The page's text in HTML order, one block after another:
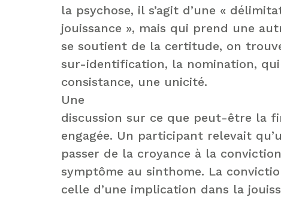
la psychose, il s’agit d’une «
jouissance », mais qui prend une
se soutient de la certitude, on
sur-identification, la nomination,
consistance, une unicité.
Une
discussion sur ce que peut-être la
engagée. Un participant relevait
passer de la croyance à la
symptôme au sinthome. La
celle d’une implication dans la